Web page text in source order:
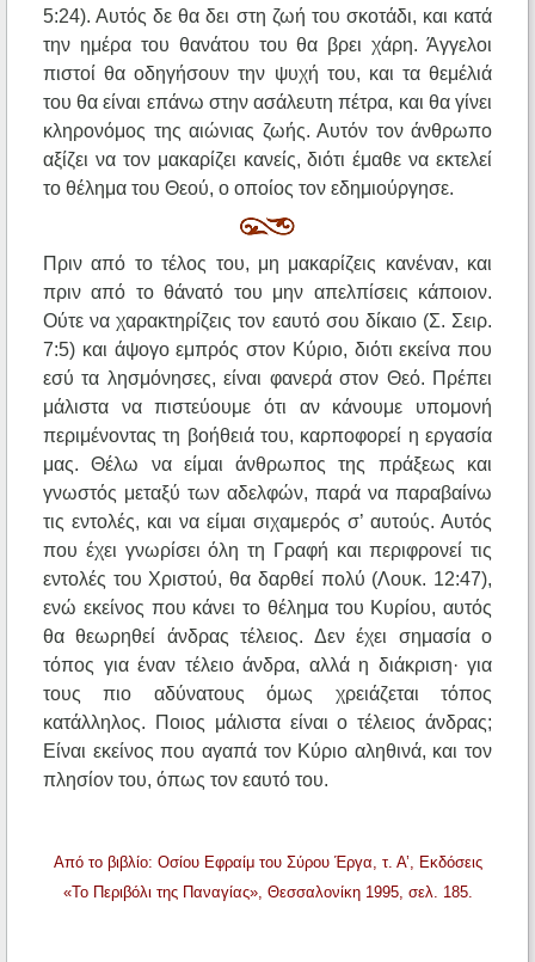
5:24). Αυτός δε θα δει στη ζωή του σκοτάδι, και κατά
την ημέρα του θανάτου του θα βρει χάρη. Άγγελοι
πιστοί θα οδηγήσουν την ψυχή του, και τα θεμέλιά
του θα είναι επάνω στην ασάλευτη πέτρα, και θα γίνει
κληρονόμος της αιώνιας ζωής. Αυτόν τον άνθρωπο
αξίζει να τον μακαρίζει κανείς, διότι έμαθε να εκτελεί
το θέλημα του Θεού, ο οποίος τον εδημιούργησε.
Πριν από το τέλος του, μη μακαρίζεις κανέναν, και
πριν από το θάνατό του μην απελπίσεις κάποιον.
Ούτε να χαρακτηρίζεις τον εαυτό σου δίκαιο (Σ. Σειρ.
7:5) και άψογο εμπρός στον Κύριο, διότι εκείνα που
εσύ τα λησμόνησες, είναι φανερά στον Θεό. Πρέπει
μάλιστα να πιστεύουμε ότι αν κάνουμε υπομονή
περιμένοντας τη βοήθειά του, καρποφορεί η εργασία
μας. Θέλω να είμαι άνθρωπος της πράξεως και
γνωστός μεταξύ των αδελφών, παρά να παραβαίνω
τις εντολές, και να είμαι σιχαμερός σ’ αυτούς. Αυτός
που έχει γνωρίσει όλη τη Γραφή και περιφρονεί τις
εντολές του Χριστού, θα δαρθεί πολύ (Λουκ. 12:47),
ενώ εκείνος που κάνει το θέλημα του Κυρίου, αυτός
θα θεωρηθεί άνδρας τέλειος. Δεν έχει σημασία ο
τόπος για έναν τέλειο άνδρα, αλλά η διάκριση· για
τους πιο αδύνατους όμως χρειάζεται τόπος
κατάλληλος. Ποιος μάλιστα είναι ο τέλειος άνδρας;
Είναι εκείνος που αγαπά τον Κύριο αληθινά, και τον
πλησίον του, όπως τον εαυτό του.
Από το βιβλίο: Οσίου Εφραίμ του Σύρου Έργα, τ. Α’, Εκδόσεις
«Το Περιβόλι της Παναγίας», Θεσσαλονίκη 1995, σελ. 185.